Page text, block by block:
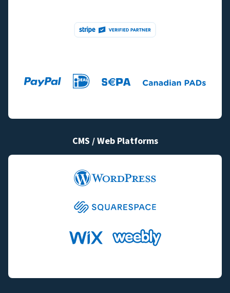
CMS / Web Platforms